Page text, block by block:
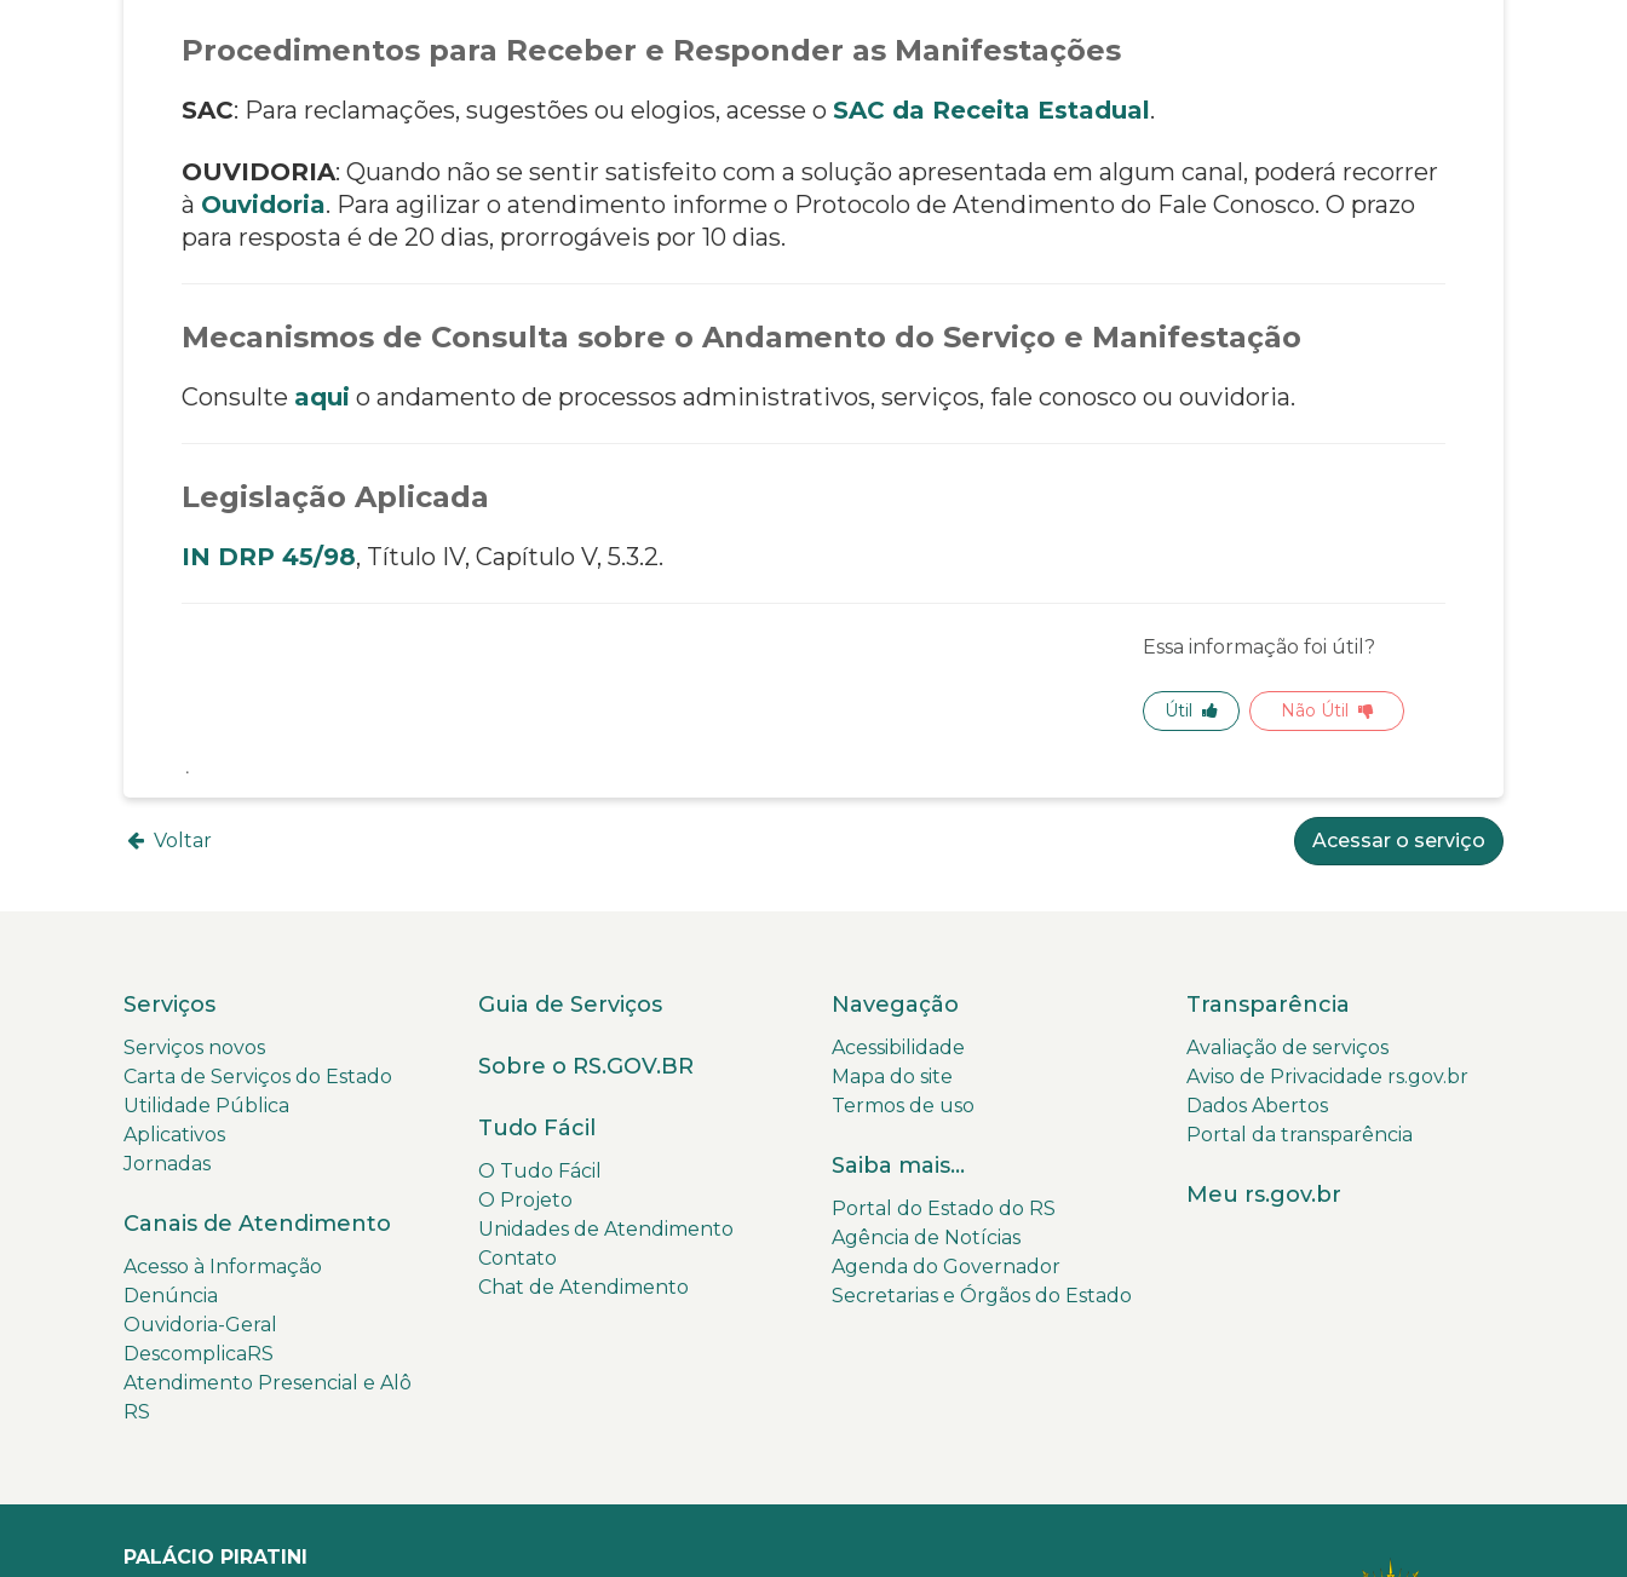
Procedimentos para Receber e Responder as Manifestações
SAC: Para reclamações, sugestões ou elogios, acesse o SAC da Receita Estadual.
OUVIDORIA: Quando não se sentir satisfeito com a solução apresentada em algum canal, poderá recorrer
à Ouvidoria. Para agilizar o atendimento informe o Protocolo de Atendimento do Fale Conosco. O prazo
para resposta é de 20 dias, prorrogáveis por 10 dias.
Mecanismos de Consulta sobre o Andamento do Serviço e Manifestação
Consulte aqui o andamento de processos administrativos, serviços, fale conosco ou ouvidoria.
Legislação Aplicada
IN DRP 45/98, Título IV, Capítulo V, 5.3.2.
Essa informação foi útil?
Útil Não Útil
Voltar Acessar o serviço
Serviços
Serviços novos
Carta de Serviços do Estado
Utilidade Pública
Aplicativos
Jornadas
Canais de Atendimento
Acesso à Informação
Denúncia
Ouvidoria-Geral
DescomplicaRS
Atendimento Presencial e Alô
RS
Guia de Serviços
Sobre o RS.GOV.BR
Tudo Fácil
O Tudo Fácil
O Projeto
Unidades de Atendimento
Contato
Chat de Atendimento
Navegação
Acessibilidade
Mapa do site
Termos de uso
Saiba mais...
Portal do Estado do RS
Agência de Notícias
Agenda do Governador
Secretarias e Órgãos do Estado
Transparência
Avaliação de serviços
Aviso de Privacidade rs.gov.br
Dados Abertos
Portal da transparência
Meu rs.gov.br
PALÁCIO PIRATINI